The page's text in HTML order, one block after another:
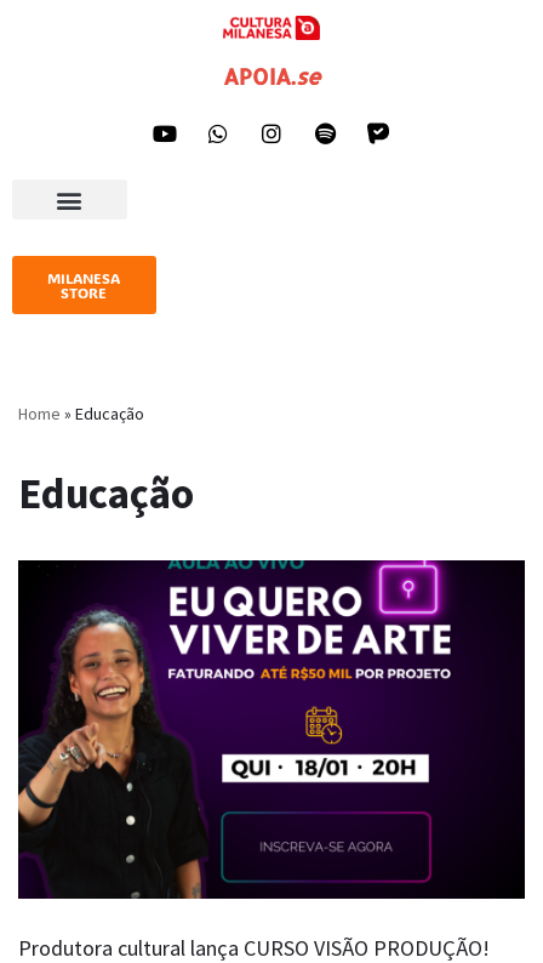
APOIA.se
MILANESA
STORE
Home » Educação
Educação
Produtora cultural lança CURSO VISÃO PRODUÇÃO!